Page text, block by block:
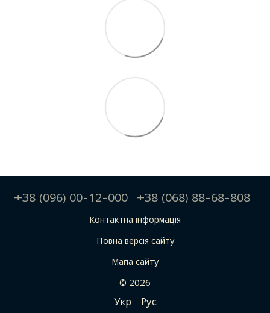
+38 (096) 00-12-000 +38 (068) 88-68-808
Контактна інформація
Повна версія сайту
Мапа сайту
© 2026
Укр Рус